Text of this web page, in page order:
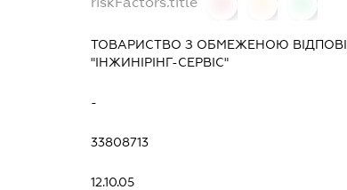
ТОВАРИСТВО З ОБМЕЖЕНОЮ
"ІНЖИНІРІНГ-СЕРВІС"
-
33808713
12.10.05